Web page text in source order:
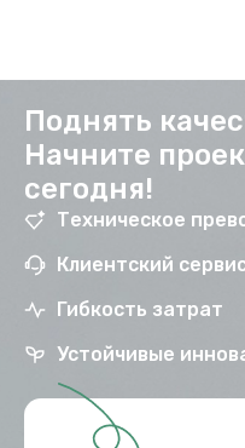
Поднять
Начните
сегодня!
Техническое
Клиентский
Гибкость затрат
Устойчивые